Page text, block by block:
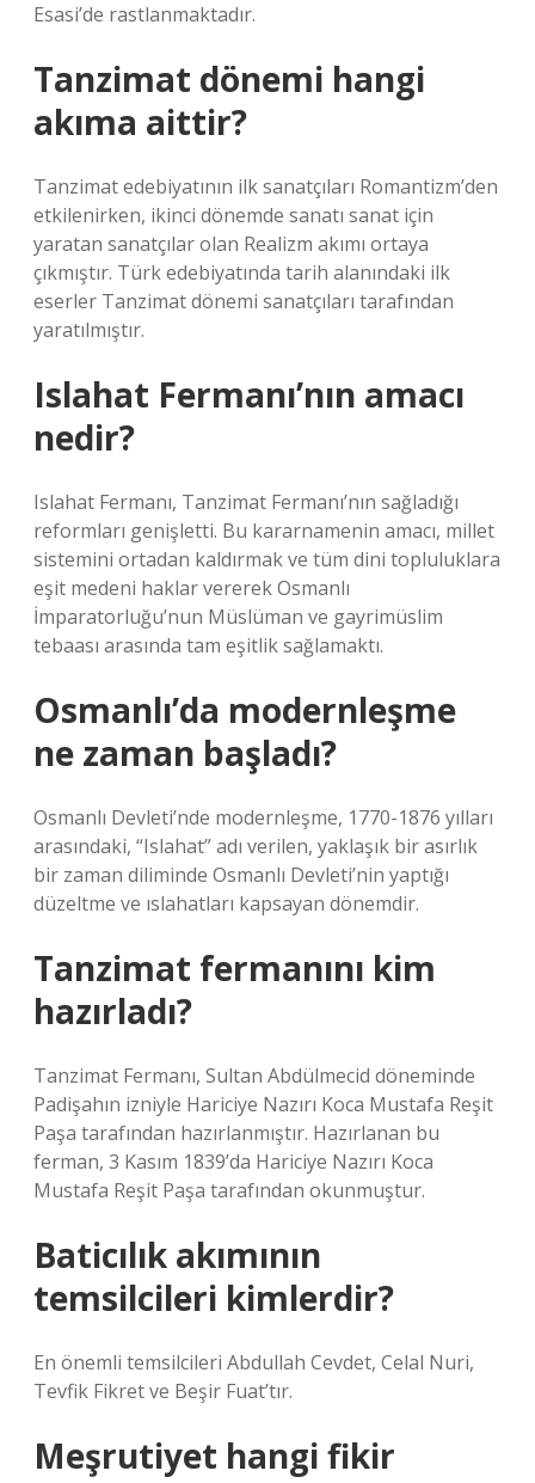
Esasi’de rastlanmaktadır.
Tanzimat dönemi hangi
akıma aittir?
Tanzimat edebiyatının ilk sanatçıları Romantizm’den
etkilenirken, ikinci dönemde sanatı sanat için
yaratan sanatçılar olan Realizm akımı ortaya
çıkmıştır. Türk edebiyatında tarih alanındaki ilk
eserler Tanzimat dönemi sanatçıları tarafından
yaratılmıştır.
Islahat Fermanı’nın amacı
nedir?
Islahat Fermanı, Tanzimat Fermanı’nın sağladığı
reformları genişletti. Bu kararnamenin amacı, millet
sistemini ortadan kaldırmak ve tüm dini topluluklara
eşit medeni haklar vererek Osmanlı
İmparatorluğu’nun Müslüman ve gayrimüslim
tebaası arasında tam eşitlik sağlamaktı.
Osmanlı’da modernleşme
ne zaman başladı?
Osmanlı Devleti’nde modernleşme, 1770-1876 yılları
arasındaki, “Islahat” adı verilen, yaklaşık bir asırlık
bir zaman diliminde Osmanlı Devleti’nin yaptığı
düzeltme ve ıslahatları kapsayan dönemdir.
Tanzimat fermanını kim
hazırladı?
Tanzimat Fermanı, Sultan Abdülmecid döneminde
Padişahın izniyle Hariciye Nazırı Koca Mustafa Reşit
Paşa tarafından hazırlanmıştır. Hazırlanan bu
ferman, 3 Kasım 1839’da Hariciye Nazırı Koca
Mustafa Reşit Paşa tarafından okunmuştur.
Baticılık akımının
temsilcileri kimlerdir?
En önemli temsilcileri Abdullah Cevdet, Celal Nuri,
Tevfik Fikret ve Beşir Fuat’tır.
Meşrutiyet hangi fikir